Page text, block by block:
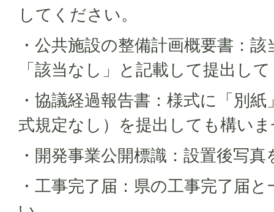
してください。
・公共施設の整備計画概要書：
「該当なし」と記載して提出し
・協議経過報告書：様式に「別
式規定なし）を提出しても構い
・開発事業公開標識：設置後写
・工事完了届：県の工事完了届